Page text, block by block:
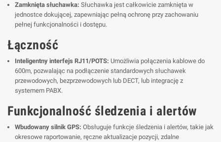
Zamknięta słuchawka: Słuchawka jest całkowicie zamknięta w
jednostce dokującej, zapewniając pełną ochronę przy zachowaniu
pełnej funkcjonalności i dostępu.
Łączność
Inteligentny interfejs RJ11/POTS: Umożliwia połączenia kablowe do
600m, pozwalając na podłączenie standardowych słuchawek
przewodowych, bezprzewodowych lub DECT, lub integrację z
systemem PABX.
Funkcjonalność śledzenia i alertów
Wbudowany silnik GPS: Obsługuje funkcje śledzenia i alertów, takie jak
okresowe raportowanie, ręczne aktualizacje pozycji, zdalne